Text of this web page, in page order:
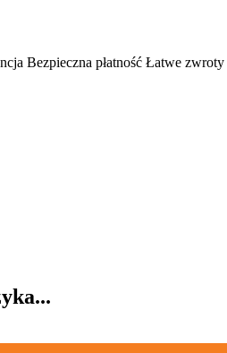
Bezpieczna płatność Łatwe zwroty